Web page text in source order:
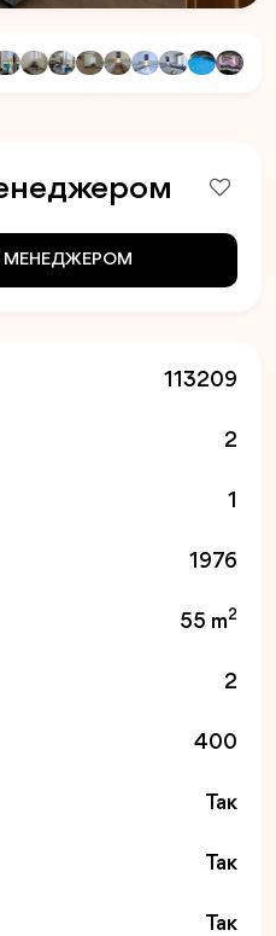
МЕНЕДЖЕРОМ
113209
2
1
1976
55 m2
2
400
Так
Так
Так